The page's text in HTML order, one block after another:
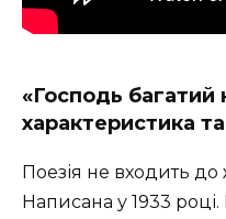
«Господь багатий
характеристика та
Поезія не входить до
Написана у 1933